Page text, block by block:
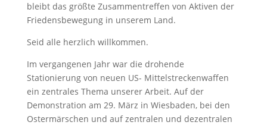
bleibt das größte Zusammentreffen von Aktiven der
Friedensbewegung in unserem Land.
Seid alle herzlich willkommen.
Im vergangenen Jahr war die drohende
Stationierung von neuen US- Mittelstreckenwaffen
ein zentrales Thema unserer Arbeit. Auf der
Demonstration am 29. März in Wiesbaden, bei den
Ostermärschen und auf zentralen und dezentralen